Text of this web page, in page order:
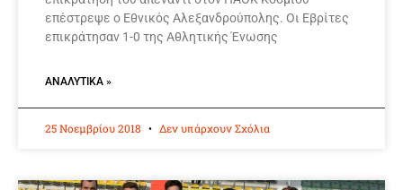
επέστρεψε ο Εθνικός Αλεξανδρούπολης. Οι Εβρίτες
επικράτησαν 1-0 της Αθλητικής Ένωσης
ΑΝΑΛΥΤΙΚΆ »
25 Νοεμβρίου 2018 Δεν υπάρχουν Σχόλια